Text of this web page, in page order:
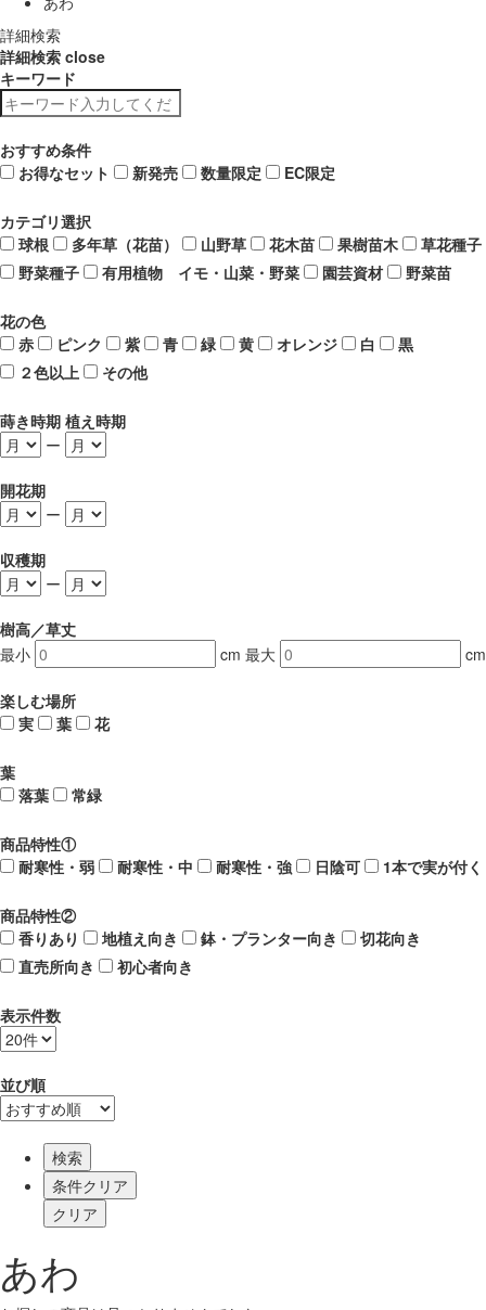
詳細検索
詳細検索 close
キーワード
おすすめ条件
お得なセット
新発売 数量限定 EC限定
カテゴリ選択
球根
多年草（花苗） 山野草 花木苗 果樹苗木
草花種子
野菜種子
有用植物 イモ・山菜・野菜 園芸資材 野菜苗
花の色
赤
ピンク 紫 青 緑 黄 オレンジ 白
黒
２色以上
その他
蒔き時期 植え時期
ー
開花期
ー
収穫期
ー
樹高／草丈
最小
cm 最大 cm
楽しむ場所
実
葉 花
葉
落葉
常緑
商品特性①
耐寒性・弱
耐寒性・中 耐寒性・強 日陰可 1本で実が付く
商品特性②
香りあり
地植え向き 鉢・プランター向き
切花向き
直売所向き
初心者向き
表示件数
並び順
検索
あわ